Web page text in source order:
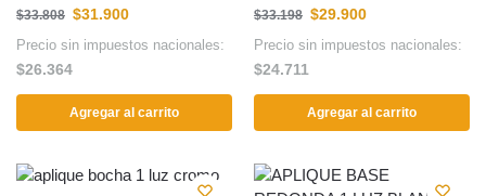
$33.808 $31.900
Precio sin impuestos nacionales:
$26.364
Agregar al carrito
$33.198 $29.900
Precio sin impuestos nacionales:
$24.711
Agregar al carrito